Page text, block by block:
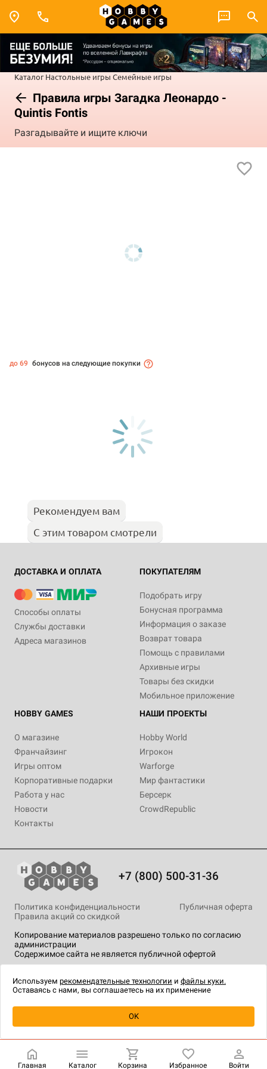
Каталог Настольные игры Семейные игры
Правила игры Загадка Леонардо -
Quintis Fontis
Разгадывайте и ищите ключи
Уведомить о наличии
до 69 бонусов на следующие покупки
Рекомендуем вам
С этим товаром смотрели
ДОСТАВКА И ОПЛАТА
Способы оплаты
Службы доставки
Адреса магазинов
ПОКУПАТЕЛЯМ
Подобрать игру
Бонусная программа
Информация о заказе
Возврат товара
Помощь с правилами
Архивные игры
Товары без скидки
Мобильное приложение
HOBBY GAMES
О магазине
Франчайзинг
Игры оптом
Корпоративные подарки
Работа у нас
Новости
Контакты
НАШИ ПРОЕКТЫ
Hobby World
Игрокон
Warforge
Мир фантастики
Берсерк
CrowdRepublic
+7 (800) 500-31-36
Копирование материалов разрешено только по согласию
администрации
Содержимое сайта не является публичной офертой
Политика конфиденциальности
Публичная оферта
Правила акций со скидкой
технологии.
Главная Каталог Корзина Избранное Войти
Используем рекомендательные технологии и файлы куки.
Оставаясь с нами, вы соглашаетесь на их применение
OK